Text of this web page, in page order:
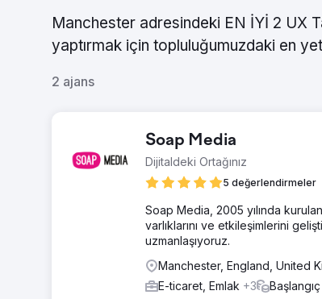
Manchester adresindeki EN İYİ 2 UX
yaptırmak için topluluğumuzdaki en
2 ajans
Soap Media
Dijitaldeki Ortağınız
5 değerlendirmeler
Soap Media, 2005 yılında
varlıklarını ve etkileşimlerini
uzmanlaşıyoruz.
Manchester, England, United
E-ticaret, Emlak +3